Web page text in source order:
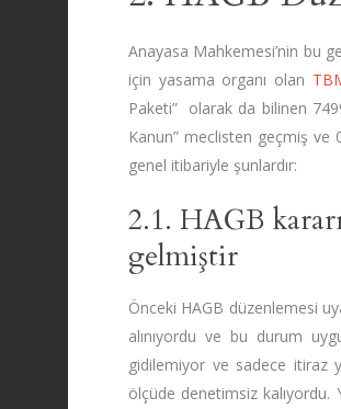
Anayasa Mahkemesi’nin bu
için yasama organı olan
Paketi” olarak da bilinen
Kanun” meclisten geçmiş ve
genel itibariyle şunlardır:
2.1. HAGB
gelmiştir
Önceki HAGB düzenlemesi
alınıyordu ve bu durum
gidilemiyor ve sadece itiraz
ölçüde denetimsiz kalıyordu.